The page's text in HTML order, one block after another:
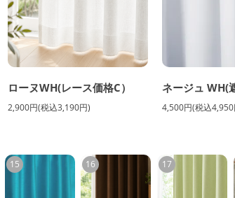
ローヌWH(レース価格C）
2,900円(税込3,190円)
ネージュ WH(
4,500円(税込
15 16 17